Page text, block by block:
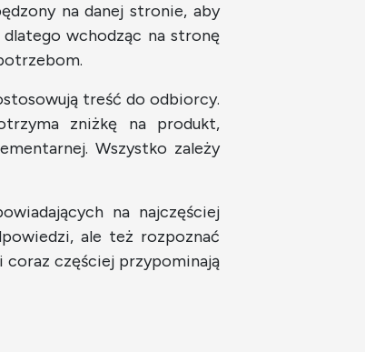
na danej stronie, aby
wchodząc na stronę
treść do odbiorcy.
zniżkę na produkt,
Wszystko zależy
na najczęściej
ale też rozpoznać
częściej przypominają